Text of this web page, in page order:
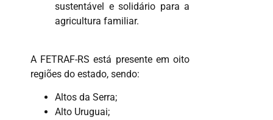
sustentável e solidário para a
agricultura familiar.
A FETRAF-RS está presente em oito
regiões do estado, sendo:
Altos da Serra;
Alto Uruguai;